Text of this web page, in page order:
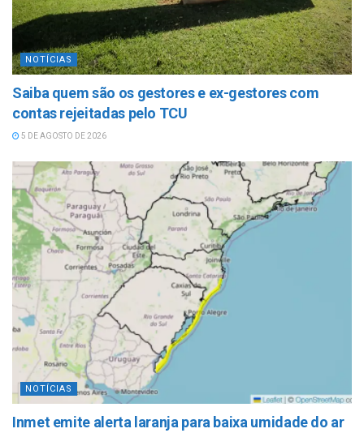
NOTÍCIAS
Saiba quem são os gestores e ex-gestores com
contas rejeitadas pelo TCU
5 DE AGOSTO DE 2026
NOTÍCIAS
Inmet emite alerta laranja para baixa umidade do ar